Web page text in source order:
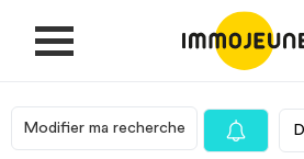
MON COMPTE
Modifier ma recherche